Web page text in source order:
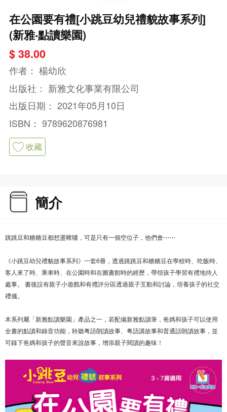
在公園要有禮[小跳豆幼兒禮貌故事系列]
(新雅‧點讀樂園)
$ 38.00
作者： 楊幼欣
出版社： 新雅文化事業有限公司
出版日期： 2021年05月10日
ISBN： 9789620876981
收藏
簡介
跳跳豆和糖糖豆都想盪鞦韆，可是只有一個空位子，他們會⋯⋯
《小跳豆幼兒禮貌故事系列》一套6冊，透過跳跳豆和糖糖豆在學校時、吃飯時、
客人來了時、乘車時、在公園時和在圖書館時的經歷，帶領孩子學習有禮地待人
處事。 書後設有親子小遊戲和有禮評分區透過親子互動和討論，培養孩子的社交
禮儀。
本系列屬「新雅點讀樂園」產品之一，若配備新雅點讀筆，爸媽和孩子可以使用
全書的點讀和錄音功能，聆聽粤語朗讀故事、粤語講故事和普通話朗讀故事，並
可錄下爸媽和孩子的聲音來說故事，增添親子閱讀的趣味！